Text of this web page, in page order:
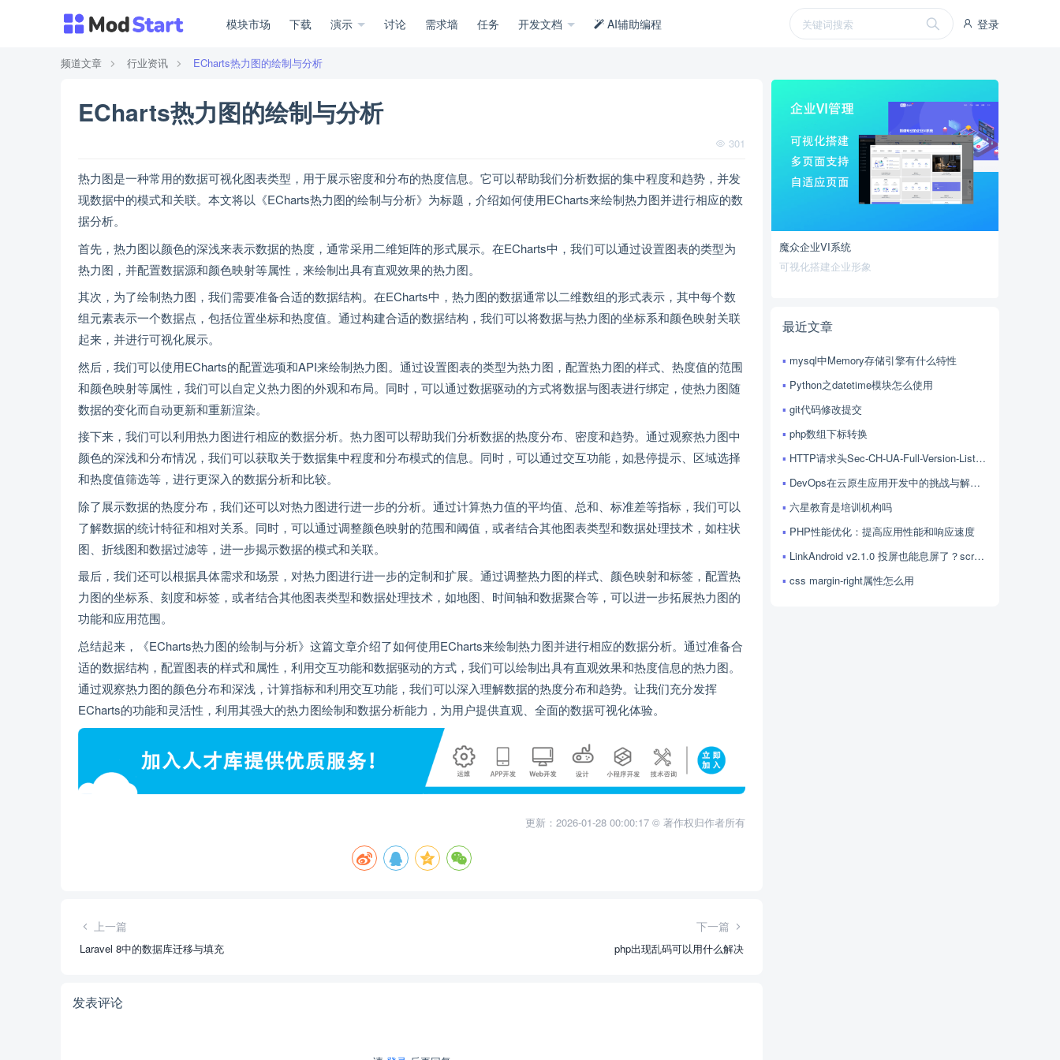
登录
模块市场 下载 演示 讨论 需求墙 任务 开发文档 AI辅助编程
频道文章 行业资讯 ECharts热力图的绘制与分析
ECharts热力图的绘制与分析
301
热力图是一种常用的数据可视化图表类型，用于展示密度和分布的热度信息。它可以帮助我们分析数据的集中程度和趋势，并发
现数据中的模式和关联。本文将以《ECharts热力图的绘制与分析》为标题，介绍如何使用ECharts来绘制热力图并进行相应的数
据分析。
首先，热力图以颜色的深浅来表示数据的热度，通常采用二维矩阵的形式展示。在ECharts中，我们可以通过设置图表的类型为
热力图，并配置数据源和颜色映射等属性，来绘制出具有直观效果的热力图。
其次，为了绘制热力图，我们需要准备合适的数据结构。在ECharts中，热力图的数据通常以二维数组的形式表示，其中每个数
组元素表示一个数据点，包括位置坐标和热度值。通过构建合适的数据结构，我们可以将数据与热力图的坐标系和颜色映射关联
起来，并进行可视化展示。
然后，我们可以使用ECharts的配置选项和API来绘制热力图。通过设置图表的类型为热力图，配置热力图的样式、热度值的范围
和颜色映射等属性，我们可以自定义热力图的外观和布局。同时，可以通过数据驱动的方式将数据与图表进行绑定，使热力图随
数据的变化而自动更新和重新渲染。
接下来，我们可以利用热力图进行相应的数据分析。热力图可以帮助我们分析数据的热度分布、密度和趋势。通过观察热力图中
颜色的深浅和分布情况，我们可以获取关于数据集中程度和分布模式的信息。同时，可以通过交互功能，如悬停提示、区域选择
和热度值筛选等，进行更深入的数据分析和比较。
除了展示数据的热度分布，我们还可以对热力图进行进一步的分析。通过计算热力值的平均值、总和、标准差等指标，我们可以
了解数据的统计特征和相对关系。同时，可以通过调整颜色映射的范围和阈值，或者结合其他图表类型和数据处理技术，如柱状
图、折线图和数据过滤等，进一步揭示数据的模式和关联。
最后，我们还可以根据具体需求和场景，对热力图进行进一步的定制和扩展。通过调整热力图的样式、颜色映射和标签，配置热
力图的坐标系、刻度和标签，或者结合其他图表类型和数据处理技术，如地图、时间轴和数据聚合等，可以进一步拓展热力图的
功能和应用范围。
总结起来，《ECharts热力图的绘制与分析》这篇文章介绍了如何使用ECharts来绘制热力图并进行相应的数据分析。通过准备合
适的数据结构，配置图表的样式和属性，利用交互功能和数据驱动的方式，我们可以绘制出具有直观效果和热度信息的热力图。
通过观察热力图的颜色分布和深浅，计算指标和利用交互功能，我们可以深入理解数据的热度分布和趋势。让我们充分发挥
ECharts的功能和灵活性，利用其强大的热力图绘制和数据分析能力，为用户提供直观、全面的数据可视化体验。
更新：2026-01-28 00:00:17 © 著作权归作者所有
上一篇
Laravel 8中的数据库迁移与填充
下一篇
php出现乱码可以用什么解决
发表评论
魔众企业VI系统
可视化搭建企业形象
最近文章
mysql中Memory存储引擎有什么特性
Python之datetime模块怎么使用
git代码修改提交
php数组下标转换
HTTP请求头Sec-CH-UA-Full-Version-List的用法
DevOps在云原生应用开发中的挑战与解决方案探讨
六星教育是培训机构吗
PHP性能优化：提高应用性能和响应速度
LinkAndroid v2.1.0 投屏也能息屏了？scrcpy 4.1 加持，LinkAndroid 让屏幕控制更随心
css margin-right属性怎么用